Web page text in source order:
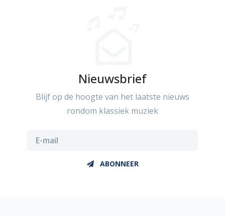
Nieuwsbrief
Blijf op de hoogte van het laatste nieuws
rondom klassiek muziek
ABONNEER